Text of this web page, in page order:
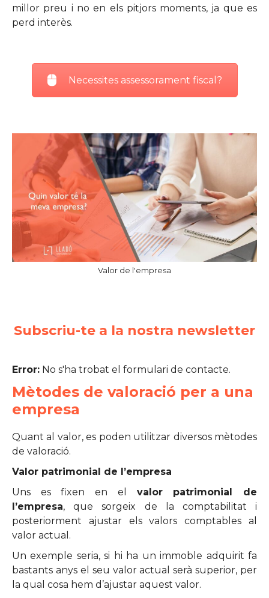
millor preu i no en els pitjors moments, ja que es
perd interès.
Necessites assessorament fiscal?
Valor de l'empresa
Subscriu-te a la nostra newsletter
Error: No s'ha trobat el formulari de contacte.
Mètodes de valoració per a una
empresa
Quant al valor, es poden utilitzar diversos mètodes
de valoració.
Valor patrimonial de l’empresa
Uns es fixen en el valor patrimonial de
l’empresa, que sorgeix de la comptabilitat i
posteriorment ajustar els valors comptables al
valor actual.
Un exemple seria, si hi ha un immoble adquirit fa
bastants anys el seu valor actual serà superior, per
la qual cosa hem d’ajustar aquest valor.